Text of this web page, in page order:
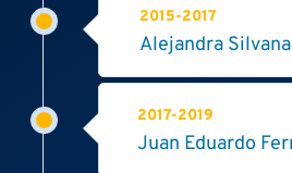
2015-2017
Alejandra
2017-2019
Juan Eduardo